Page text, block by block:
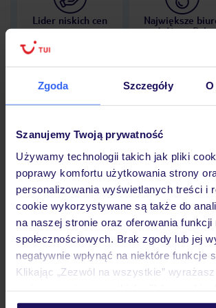
Zgoda Szczegóły
Szanujemy Twoją prywatność
Używamy technologii takich jak pliki
poprawy komfortu użytkowania strony
personalizowania wyświetlanych treści i
cookie wykorzystywane są także do
na naszej stronie oraz oferowania funkcji
społecznościowych. Brak zgody lub jej
negatywnie wpłynąć na niektóre funkcje
Klikając „Zezwól na wszystkie”
personalizować swój wybór wchodząc w
Lider niskich cen
Największe
podróży w
Opinie
Pokoje
Wyżywienie